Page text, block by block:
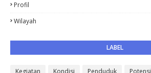
Profil
Wilayah
LABEL
Kegiatan Kondisi Penduduk Potensi